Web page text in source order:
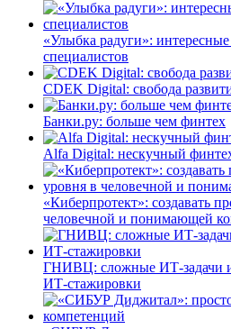
«Улыбка радуги»:
специалистов
CDEK Digital: свобода
Банки.ру: больше чем финтех
Alfa Digital: нескучный
«Киберпротект»: создавать
человечной и понимающей
ГНИВЦ: сложные ИТ‑задачи
ИТ‑стажировки